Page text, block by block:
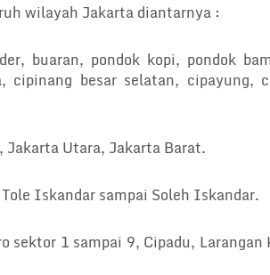
wilayah Jakarta diantarnya :
buaran, pondok kopi, pondok
besar selatan, cipayung,
Utara, Jakarta Barat.
Iskandar sampai Soleh Iskandar.
sektor 1 sampai 9, Cipadu,